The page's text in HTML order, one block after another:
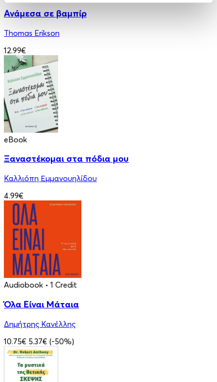
Ανάμεσα σε βαμπίρ
Thomas Erikson
12.99€
eBook
Ξαναστέκομαι στα πόδια μου
Καλλιόπη Εμμανουηλίδου
4.99€
Audiobook • 1 Credit
Όλα Είναι Μάταια
Δημήτρης Κανέλλης
10.75€ 5.37€ (-50%)